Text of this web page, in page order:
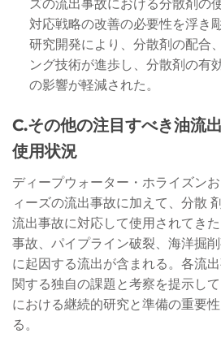
ズの流出事故における分散剤の
対応戦略の改善の必要性を浮き
研究開発により、分散剤の配合
ング技術が進歩し、分散剤の有
の影響が軽減された。
C.その他の注目すべき油流
使用状況
ディープウォーター・ホライズン
ィーズの流出事故に加えて、分散
流出事故に対応して使用されてき
事故、パイプライン破裂、海洋掘
に起因する流出が含まれる。各流
関する独自の課題と考察を提示し
における継続的研究と準備の重要
る。